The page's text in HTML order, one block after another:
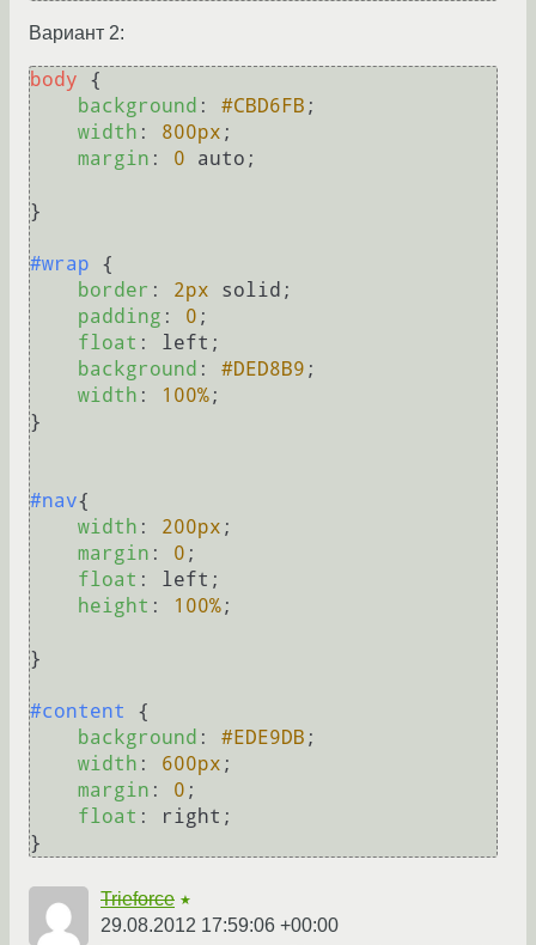
Вариант 2:
body {
background : #CBD6FB ;
width : 800px ;
margin : 0 auto;
}
#wrap {
border : 2px solid;
padding : 0 ;
float : left;
background : #DED8B9 ;
width : 100%;
}
#nav{
width : 200px ;
margin : 0 ;
float : left;
height : 100%;
}
#content
{
background : #EDE9DB ;
width : 600px ;
margin : 0 ;
float : right;
Trieforce ★
29.08.2012 17:59:06 +00:00